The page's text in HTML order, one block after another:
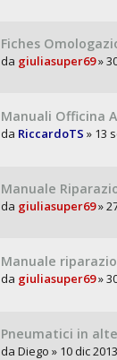
Fiches
da giuliasuper69»
Manuali Officina
da RiccardoTS » 13
Manuale
da giuliasuper69»
Manuale
da giuliasuper69»
Pneumatici in
da Diego » 10 dic